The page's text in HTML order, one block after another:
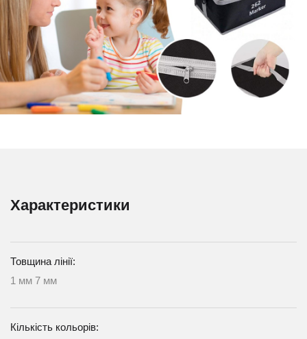
Характеристики
Товщина лінії:
1 мм 7 мм
Кількість кольорів: